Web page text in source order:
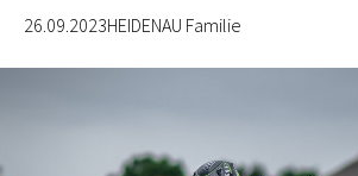
26.09.2023HEIDENAU Familie